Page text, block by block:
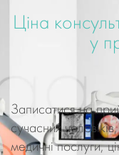
Ціна
у
Записатися на
сучасних
медичні послуги,